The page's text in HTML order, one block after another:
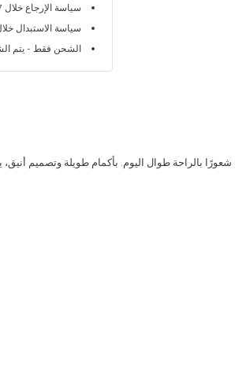
سياسة الإرجاع خلال 7 أيام
سياسة الاستبدال خلال 14
الشحن فقط - يتم
من القطن بنسبة 100% ليمنحك شعورًا بالراحة طوال اليوم. بأكمام طويلة وتصميم